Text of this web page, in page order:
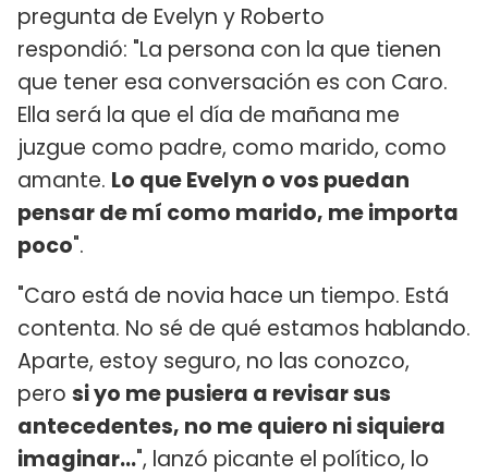
pregunta de Evelyn y Roberto
respondió: "La persona con la que tienen
que tener esa conversación es con Caro.
Ella será la que el día de mañana me
juzgue como padre, como marido, como
amante. Lo que Evelyn o vos puedan
pensar de mí como marido, me importa
poco".
"Caro está de novia hace un tiempo. Está
contenta. No sé de qué estamos hablando.
Aparte, estoy seguro, no las conozco,
pero si yo me pusiera a revisar sus
antecedentes, no me quiero ni siquiera
imaginar...", lanzó picante el político, lo